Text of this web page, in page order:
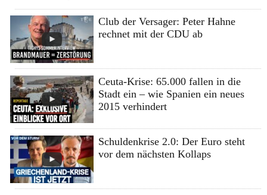
Club der Versager: Peter Hahne
rechnet mit der CDU ab
Ceuta-Krise: 65.000 fallen in die
Stadt ein – wie Spanien ein neues
2015 verhindert
Schuldenkrise 2.0: Der Euro steht
vor dem nächsten Kollaps